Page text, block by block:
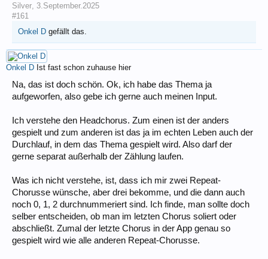
Silver, 3.September.2025
#161
Onkel D gefällt das.
Onkel D Ist fast schon zuhause hier
Na, das ist doch schön. Ok, ich habe das Thema ja
aufgeworfen, also gebe ich gerne auch meinen Input.
Ich verstehe den Headchorus. Zum einen ist der anders
gespielt und zum anderen ist das ja im echten Leben auch der
Durchlauf, in dem das Thema gespielt wird. Also darf der
gerne separat außerhalb der Zählung laufen.
Was ich nicht verstehe, ist, dass ich mir zwei Repeat-
Chorusse wünsche, aber drei bekomme, und die dann auch
noch 0, 1, 2 durchnummeriert sind. Ich finde, man sollte doch
selber entscheiden, ob man im letzten Chorus soliert oder
abschließt. Zumal der letzte Chorus in der App genau so
gespielt wird wie alle anderen Repeat-Chorusse.